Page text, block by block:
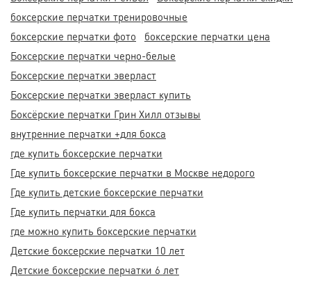
боксерские перчатки тренировочные
боксерские перчатки фото
боксерские перчатки цена
Боксерские перчатки черно-белые
Боксерские перчатки эверласт
Боксерские перчатки эверласт купить
Боксёрские перчатки Грин Хилл отзывы
внутренние перчатки +для бокса
где купить боксерские перчатки
Где купить боксерские перчатки в Москве недорого
Где купить детские боксерские перчатки
Где купить перчатки для бокса
где можно купить боксерские перчатки
Детские боксерские перчатки 10 лет
Детские боксерские перчатки 6 лет